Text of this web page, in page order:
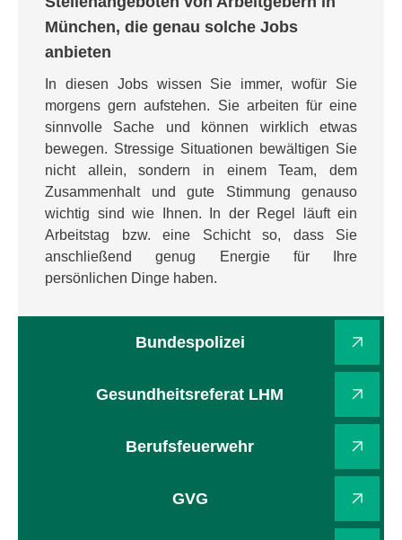
München, die genau solche Jobs
anbieten
In diesen Jobs wissen Sie immer, wofür Sie
morgens gern aufstehen. Sie arbeiten für eine
sinnvolle Sache und können wirklich etwas
bewegen. Stressige Situationen bewältigen Sie
nicht allein, sondern in einem Team, dem
Zusammenhalt und gute Stimmung genauso
wichtig sind wie Ihnen. In der Regel läuft ein
Arbeitstag bzw. eine Schicht so, dass Sie
anschließend genug Energie für Ihre
persönlichen Dinge haben.
Bundespolizei
Gesundheitsreferat LHM
Berufsfeuerwehr
GVG